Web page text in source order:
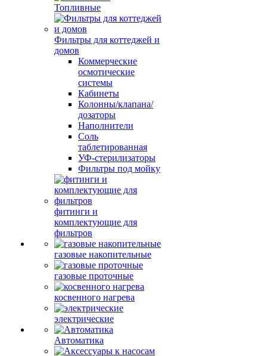
Топливные
Фильтры для коттеджей и
домов
Коммерческие
осмотические
системы
Кабинеты
Колонны/клапана/
дозаторы
Наполнители
Соль
таблетированная
УФ-стерилизаторы
Фильтры под мойку
фитинги и
комплектующие для
фильтров
газовые накопительные
газовые проточные
косвенного нагрева
электрические
Автоматика